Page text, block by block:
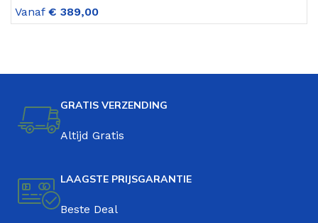
Vanaf € 389,00
GRATIS VERZENDING
Altijd Gratis
LAAGSTE PRIJSGARANTIE
Beste Deal